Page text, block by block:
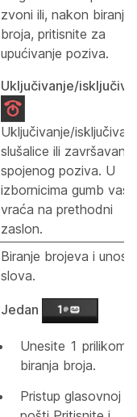
zvoni ili, nakon biranja
broja, pritisnite za
upućivanje poziva.
Uključivanje/
Uključivanje/
slušalice ili završavanje
spojenog poziva. U
izbornicima gumb vas
vraća na prethodni
zaslon.
Biranje brojeva i unos
slova.
Jedan
Unesite 1 prilikom
biranja broja.
Pristup glasovnoj